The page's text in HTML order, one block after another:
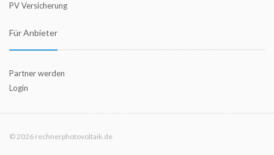
PV Versicherung
Für Anbieter
Partner werden
Login
© 2026 rechnerphotovoltaik.de